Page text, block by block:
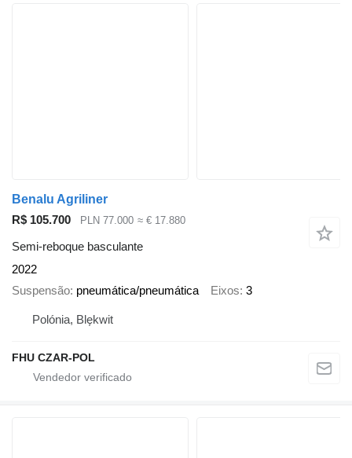
Benalu Agriliner
R$ 105.700
PLN 77.000 ≈ € 17.880
Semi-reboque basculante
2022
Suspensão pneumática/pneumática Eixos 3
Polónia, Blękwit
FHU CZAR-POL